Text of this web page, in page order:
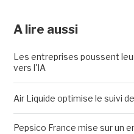
A lire aussi
Les entreprises poussent
vers l'IA
Air Liquide optimise le suivi
Pepsico France mise sur un